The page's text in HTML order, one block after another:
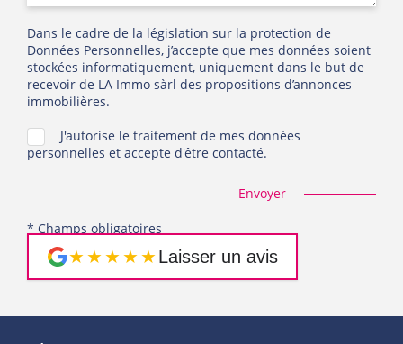
Dans le cadre de la législation sur la protection de
Données Personnelles, j’accepte que mes données soient
stockées informatiquement, uniquement dans le but de
recevoir de LA Immo sàrl des propositions d’annonces
immobilières.
J'autorise le traitement de mes données
personnelles et accepte d'être contacté.
Envoyer
* Champs obligatoires
★★★★★Laisser un avis